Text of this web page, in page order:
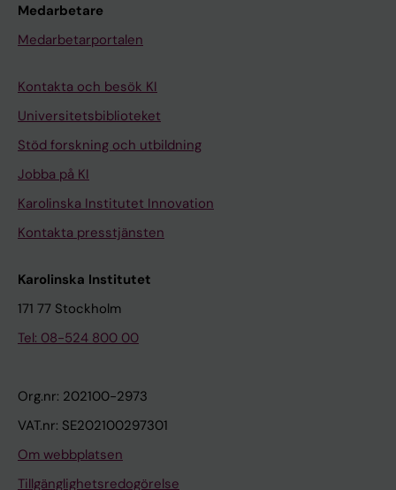
Medarbetare
Medarbetarportalen
Kontakta och besök KI
Universitetsbiblioteket
Stöd forskning och utbildning
Jobba på KI
Karolinska Institutet Innovation
Kontakta presstjänsten
Karolinska Institutet
171 77 Stockholm
Tel: 08-524 800 00
Org.nr: 202100-2973
VAT.nr: SE202100297301
Om webbplatsen
Tillgänglighetsredogörelse